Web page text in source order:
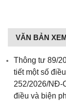
VĂN BẢN
Thông tư 89/
tiết một số
252/2026/NĐ-
điều và biện